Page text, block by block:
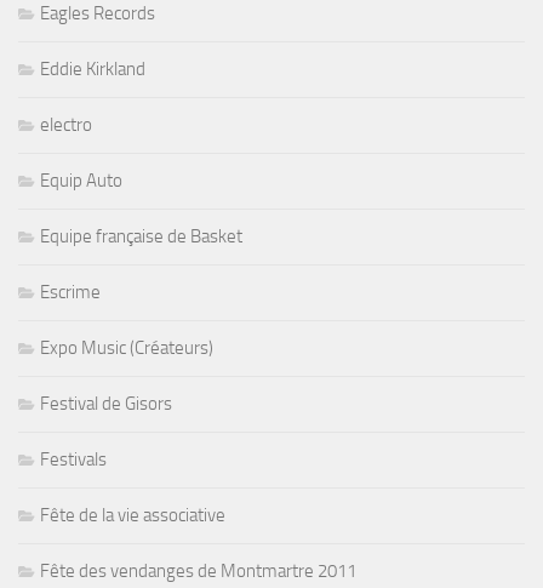
Eagles Records
Eddie Kirkland
electro
Equip Auto
Equipe française de Basket
Escrime
Expo Music (Créateurs)
Festival de Gisors
Festivals
Fête de la vie associative
Fête des vendanges de Montmartre 2011